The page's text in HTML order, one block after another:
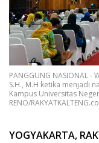
PANGGUNG NASIONAL
S.H., M.H ketika menjadi
Kampus Universitas
RENO/
YOGYAKARTA,